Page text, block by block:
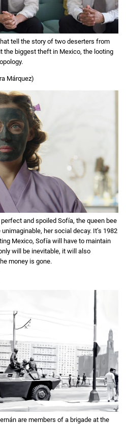
tell the story of two deserters from
the biggest theft in Mexico, the looting
Márquez)
and spoiled Sofía, the queen bee
her social decay. It’s 1982
Mexico, Sofía will have to maintain
will be inevitable, it will also
money is gone.
are members of a brigade at the